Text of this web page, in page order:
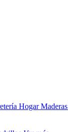
HogarMaderas